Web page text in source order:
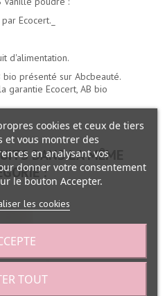
Ecocert._
d'alimentation.
bio présenté sur Abcbeauté.
garantie Ecocert, AB bio
DANS LA MÊME
:
cookies et ceux de tiers
et vous montrer des
en analysant vos
donner votre consentement
le bouton Accepter.
les cookies
TOUT